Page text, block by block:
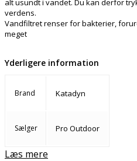
alt usundt i vandet. Du kan derfor
verdens.
Vandfiltret renser for bakterier,
meget
Yderligere information
Brand Katadyn
Sælger Pro Outdoor
Læs mere